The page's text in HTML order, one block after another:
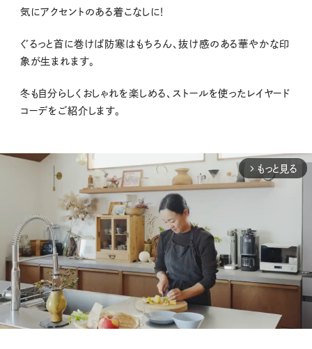
気にアクセントのある着こなしに！
ぐるっと首に巻けば防寒はもちろん、抜け感のある華やかな印
象が生まれます。
冬も自分らしくおしゃれを楽しめる、ストールを使ったレイヤード
コーデをご紹介します。
arrow_forward_ios もっと見る